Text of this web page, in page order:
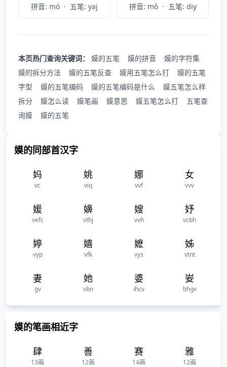
拼音: mó · 五笔: yaj 拼音: mò · 五笔: diy
本页热门查询关键词： 嫫的五笔 嫫的拼音
嫫的字符集
嫫的拆分方法
嫫的五笔反查 嫫用五笔怎么打
嫫的五笔
字型
嫫的五笔编码 嫫的五笔编码是什么
嫫五笔怎么样
拆分
嫫怎么读 嫫笔画 嫫意思 嫫五笔怎么打
五笔查
询嫫
嫫的五笔
嫫的同部首汉字
妈
vc
姚
viq
娜
vvf
女
vvv
媛
vefc
嬶
vthj
嫂
vvh
妤
vcbh
婷
vyp
嬉
vfk
嬷
vys
姊
vtnt
妻
gv
她
vbn
婆
ihcv
妛
bhgv
嫫的笔画相近字
肆
13画
善
12画
赛
14画
雅
12画